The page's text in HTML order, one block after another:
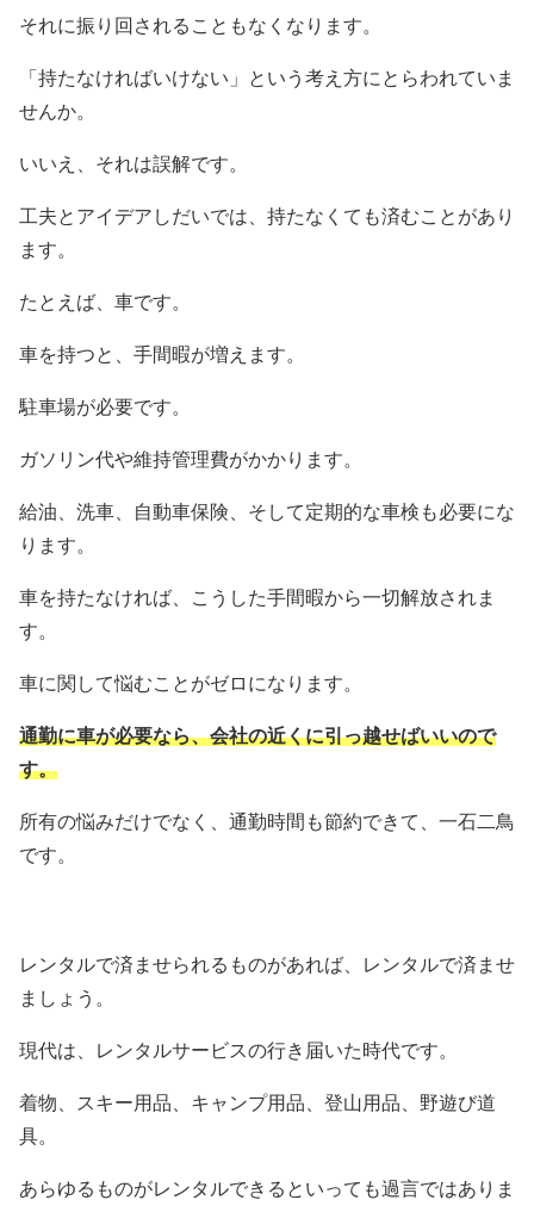
それに振り回されることもなくなります。
「持たなければいけない」という考え方にとらわれていま
せんか。
いいえ、それは誤解です。
工夫とアイデアしだいでは、持たなくても済むことがあり
ます。
たとえば、車です。
車を持つと、手間暇が増えます。
駐車場が必要です。
ガソリン代や維持管理費がかかります。
給油、洗車、自動車保険、そして定期的な車検も必要にな
ります。
車を持たなければ、こうした手間暇から一切解放されま
す。
車に関して悩むことがゼロになります。
通勤に車が必要なら、会社の近くに引っ越せばいいので
す。
所有の悩みだけでなく、通勤時間も節約できて、一石二鳥
です。
レンタルで済ませられるものがあれば、レンタルで済ませ
ましょう。
現代は、レンタルサービスの行き届いた時代です。
着物、スキー用品、キャンプ用品、登山用品、野遊び道
具。
あらゆるものがレンタルできるといっても過言ではありま